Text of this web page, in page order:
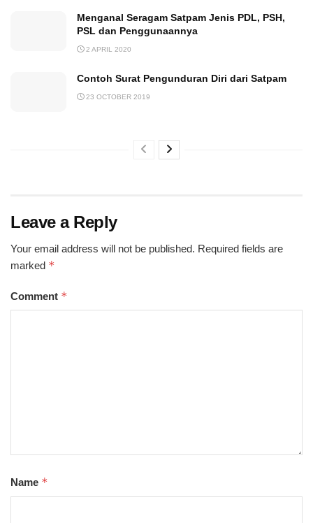
Menganal Seragam Satpam Jenis PDL, PSH,
PSL dan Penggunaannya
2 APRIL 2020
Contoh Surat Pengunduran Diri dari Satpam
23 OCTOBER 2019
Leave a Reply
Your email address will not be published. Required fields are
marked *
Comment *
Name *